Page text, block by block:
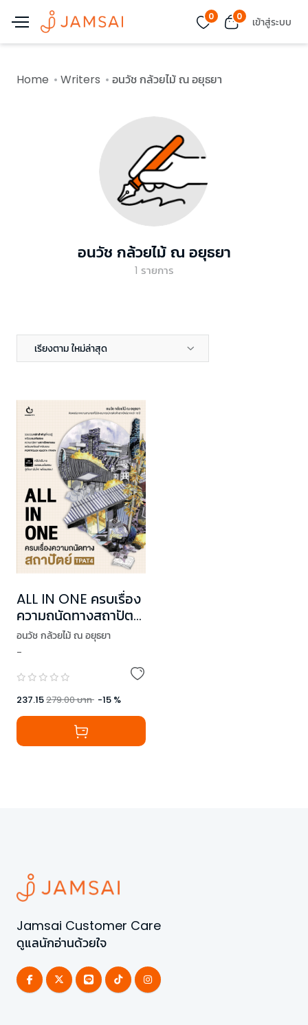
0 0 เข้าสู่ระบบ
Home Writers อนวัช กล้วยไม้ ณ อยุธยา
อนวัช กล้วยไม้ ณ อยุธยา
1 รายการ
เรียงตาม ใหม่ล่าสุด
ALL IN ONE ครบเรื่อง
ความถนัดทางสถาปัตย์
TPAT4
อนวัช กล้วยไม้ ณ อยุธยา
-
237.15279.00บาท -15 %
Jamsai Customer Care
ดูแลนักอ่านด้วยใจ